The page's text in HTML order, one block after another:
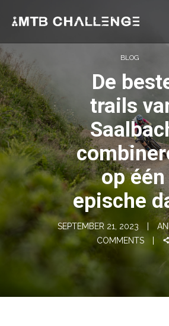
BLOG
De
trails
op één
epische
SEPTEMBER 21, 2023
COMMENTS